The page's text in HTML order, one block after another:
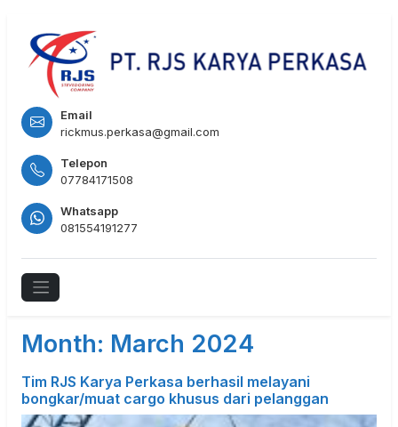
Email
rickmus.perkasa@gmail.com
Telepon
07784171508
Whatsapp
081554191277
Main Navigation
Month: March 2024
Tim RJS Karya Perkasa berhasil melayani
bongkar/muat cargo khusus dari pelanggan